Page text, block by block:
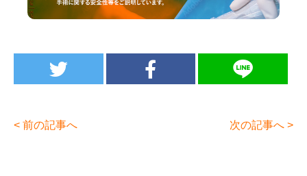
< 前の記事へ 次の記事へ >